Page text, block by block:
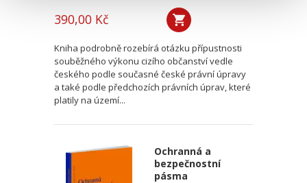
390,00 Kč
Kniha podrobně rozebírá otázku přípustnosti
souběžného výkonu cizího občanství vedle
českého podle současné české právní úpravy
a také podle předchozích právních úprav, které
platily na území...
Ochranná a
bezpečnostní
pásma